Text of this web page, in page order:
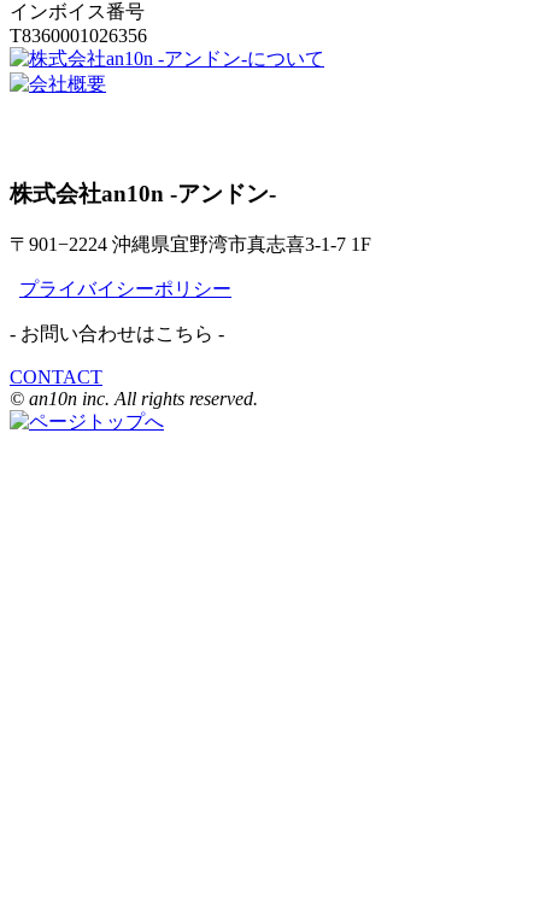
インボイス番号
T8360001026356
株式会社an10n -アンドン-
〒901−2224 沖縄県宜野湾市真志喜3-1-7 1F
プライバイシーポリシー
- お問い合わせはこちら -
CONTACT
© an10n inc. All rights reserved.